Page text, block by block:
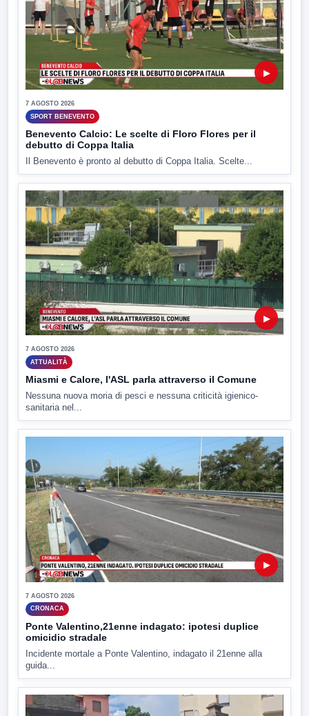
▶
7 AGOSTO 2026
SPORT BENEVENTO
Benevento Calcio: Le scelte di Floro Flores per il
debutto di Coppa Italia
Il Benevento è pronto al debutto di Coppa Italia. Scelte...
▶
7 AGOSTO 2026
ATTUALITÀ
Miasmi e Calore, l'ASL parla attraverso il Comune
Nessuna nuova moria di pesci e nessuna criticità igienico-
sanitaria nel...
▶
7 AGOSTO 2026
CRONACA
Ponte Valentino,21enne indagato: ipotesi duplice
omicidio stradale
Incidente mortale a Ponte Valentino, indagato il 21enne alla
guida...